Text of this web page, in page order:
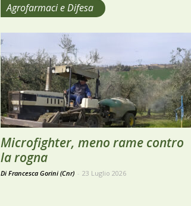
Agrofarmaci e Difesa
Microfighter, meno rame contro
la rogna
Di Francesca Gorini (Cnr) - 23 Luglio 2026